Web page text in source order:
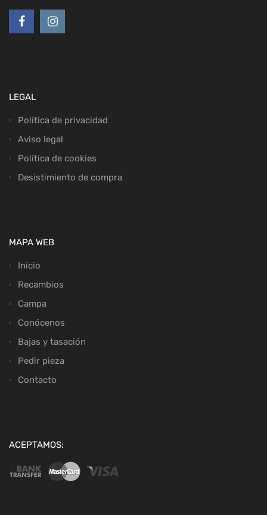
LEGAL
Política de privacidad
Aviso legal
Política de cookies
Desistimiento de compra
MAPA WEB
Inicio
Recambios
Campa
Conócenos
Bajas y tasación
Pedir pieza
Contacto
ACEPTAMOS: